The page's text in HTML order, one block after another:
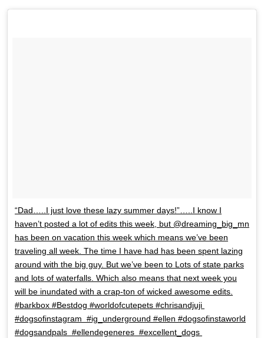
“Dad…..I just love these lazy summer days!”…..I know I
haven’t posted a lot of edits this week, but @dreaming_big_mn
has been on vacation this week which means we’ve been
traveling all week. The time I have had has been spent lazing
around with the big guy. But we’ve been to Lots of state parks
and lots of waterfalls. Which also means that next week you
will be inundated with a crap-ton of wicked awesome edits.
#barkbox #Bestdog #worldofcutepets #chrisandjuji
#dogsofinstagram #ig_underground #ellen #dogsofinstaworld
#dogsandpals #ellendegeneres #excellent_dogs